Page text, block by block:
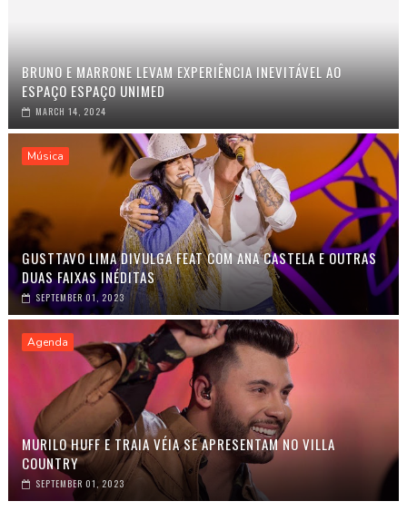
BRUNO E MARRONE LEVAM EXPERIÊNCIA INEVITÁVEL AO
ESPAÇO ESPAÇO UNIMED
MARCH 14, 2024
Música
GUSTTAVO LIMA DIVULGA FEAT COM ANA CASTELA E OUTRAS
DUAS FAIXAS INÉDITAS
SEPTEMBER 01, 2023
Agenda
MURILO HUFF E TRAIA VÉIA SE APRESENTAM NO VILLA
COUNTRY
SEPTEMBER 01, 2023